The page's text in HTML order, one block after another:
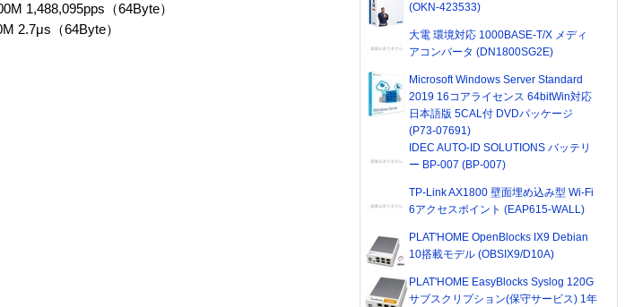
1,488,095pps（64Byte）
2.7μs（64Byte）
(OKN-423533)
大電 環境対応 1000BASE-T/X メディ
アコンバータ (DN1800SG2E)
Microsoft Windows Server Standard
2019 16コアライセンス 64bitWin対応
日本語版 5CAL付 DVDパッケージ
(P73-07691)
IDEC AUTO-ID SOLUTIONS バッテリ
ー BP-007 (BP-007)
TP-Link AX1800 壁面埋め込み型 Wi-Fi
6アクセスポイント (EAP615-WALL)
PLAT'HOME OpenBlocks IX9 Debian
10搭載モデル (OBSIX9/D10A)
PLAT'HOME EasyBlocks Syslog 120G
サブスクリプション(保守サービス) 1年